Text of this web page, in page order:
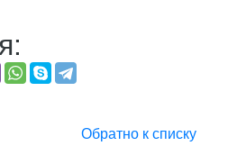
Обратно к списку